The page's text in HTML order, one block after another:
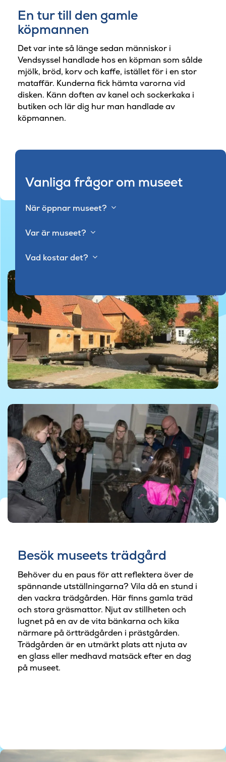
En tur till den gamle
köpmannen
Det var inte så länge sedan människor i
Vendsyssel handlade hos en köpman som sålde
mjölk, bröd, korv och kaffe, istället för i en stor
mataffär. Kunderna fick hämta varorna vid
disken. Känn doften av kanel och sockerkaka i
butiken och lär dig hur man handlade av
köpmannen.
Vanliga frågor om museet
När öppnar museet?
Var är museet?
Vad kostar det?
Besök museets trädgård
Behöver du en paus för att reflektera över de
spännande utställningarna? Vila då en stund i
den vackra trädgården. Här finns gamla träd
och stora gräsmattor. Njut av stillheten och
lugnet på en av de vita bänkarna och kika
närmare på örtträdgården i prästgården.
Trädgården är en utmärkt plats att njuta av
en glass eller medhavd matsäck efter en dag
på museet.